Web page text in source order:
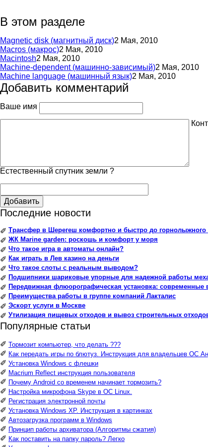
В этом разделе
Magnetic disk (магнитный диск)2 Мая, 2010
Macros (макрос)2 Мая, 2010
Macintosh2 Мая, 2010
Machine-dependent (машинно-зависимый)2 Мая, 2010
Machine language (машинный язык)2 Мая, 2010
Добавить комментарий
Ваше имя
Естественный спутник земли ?
Добавить
Последние новости
✐ Трансфер в Шерегеш комфортно и быстро до горнолыжного
✐ ЖК Marine garden: роскошь и комфорт у моря
✐ Что такое игра в автоматы онлайн?
✐ Как играть в Лев казино на деньги
✐ Что такое слоты с реальным выводом?
✐ Подшипники шариковые упорные для надежной работы
✐ Передвижная флюорографическая установка: современные
✐ Преимущества работы в группе компаний Лакталис
✐ Эскорт услуги в Москве
✐ Утилизация пищевых отходов и вывоз строительных
Популярные статьи
✐ Тормозит компьютер, что делать ???
✐ Как передать игры по блютуз. Инструкция для владельцев ОС
✐ Установка Windows с флешки
✐ Macrium Reflect инструкция пользователя
✐ Почему Android со временем начинает тормозить?
✐ Настройка микрофона Skype в ОС Linux.
✐ Регистрация электронной почты
✐ Установка Windows XP. Инструкция в картинках
✐ Автозагрузка программ в Windows
✐ Принцип работы архиватора (Алгоритмы сжатия)
✐ Как поставить на папку пароль? Легко